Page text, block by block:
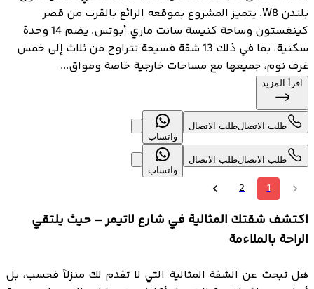
بلندن W8. يتميز المشروع بموقعه الرائع بالقرب من قصر
كينغستون وساحة كنيسة سانت ماري أبوتس. يضم 14 وحدة
سكنية، بما في ذلك 13 شقة فسيحة تتراوح من ثلاث إلى خمس
غرف نوم، جميعها مع مساحات خارجية خاصة ومواق...
اقرأ المزيد
طلب الاتصالطلب الاتصال
واتساب
طلب الاتصالطلب الاتصال
واتساب
1
2
اكتشف شقتك المثالية في شارع لاتيمر – حيث يلتقي
الراحة بالملاءمة
هل تبحث عن الشقة المثالية التي لا تقدم لك منزلاً فحسب، بل